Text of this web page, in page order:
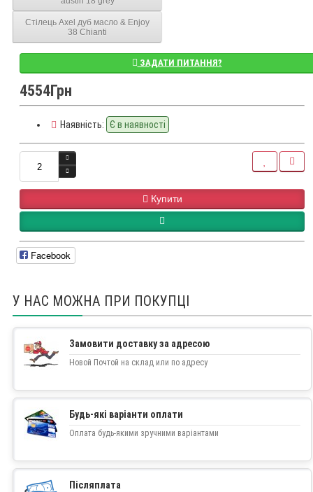
Стілець Axel дуб масло & Enjoy
38 Chianti
ЗАДАТИ ПИТАННЯ?
4554Грн
Наявність: Є в наявності
Купити
Facebook
У НАС МОЖНА ПРИ ПОКУПЦІ
Замовити доставку за адресою
Новой Почтой на склад или по адресу
Будь-які варіанти оплати
Оплата будь-якими зручними варіантами
Післяплата